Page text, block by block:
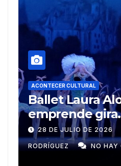
ACONTECER CULTURAL
Muñecos y
9 DE JULIO DE 2026
GUZMÁN NO HAY